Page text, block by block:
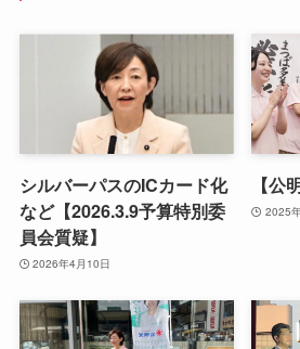
シルバーパスのICカード化
など【2026.3.9予算特別委
員会質疑】
2026年4月10日
【公
2025